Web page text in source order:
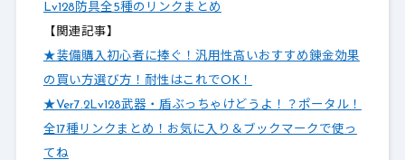
Lv128防具全5種のリンクまとめ
【関連記事】
★装備購入初心者に捧ぐ！汎用性高いおすすめ錬金効果
の買い方選び方！耐性はこれでOK！
★Ver7.2Lv128武器・盾ぶっちゃけどうよ！？ポータル！
全17種リンクまとめ！お気に入り＆ブックマークで使っ
てね